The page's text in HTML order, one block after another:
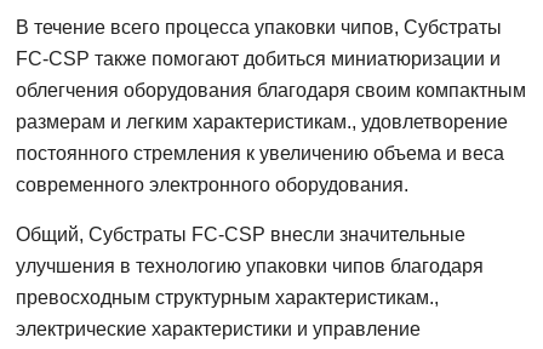
В течение всего процесса упаковки чипов, Субстраты
FC-CSP также помогают добиться миниатюризации и
облегчения оборудования благодаря своим компактным
размерам и легким характеристикам., удовлетворение
постоянного стремления к увеличению объема и веса
современного электронного оборудования.
Общий, Субстраты FC-CSP внесли значительные
улучшения в технологию упаковки чипов благодаря
превосходным структурным характеристикам.,
электрические характеристики и управление